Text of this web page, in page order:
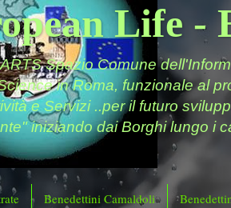
Life -
Spazio Comune
in Roma, funzionale al
e Servizi ..per il futuro
iniziando dai Borghi lungo i
Benedettini Camaldoli